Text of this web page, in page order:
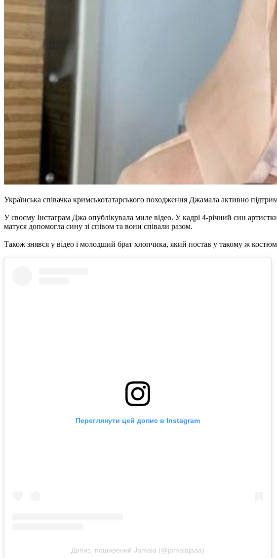
Українська співачка кримськотатарського походження Джамала активно
У своєму Інстаграм Джа опублікувала миле відео. У кадрі 4-річний син
матуся допомогла сину зі співом та вони співали разом.
Також знявся у відео і молодший брат хлопчика, який постав у такому ж
Переглянути цей допис в Instagram
Допис, поширений Jamala (@jamalajaaa)